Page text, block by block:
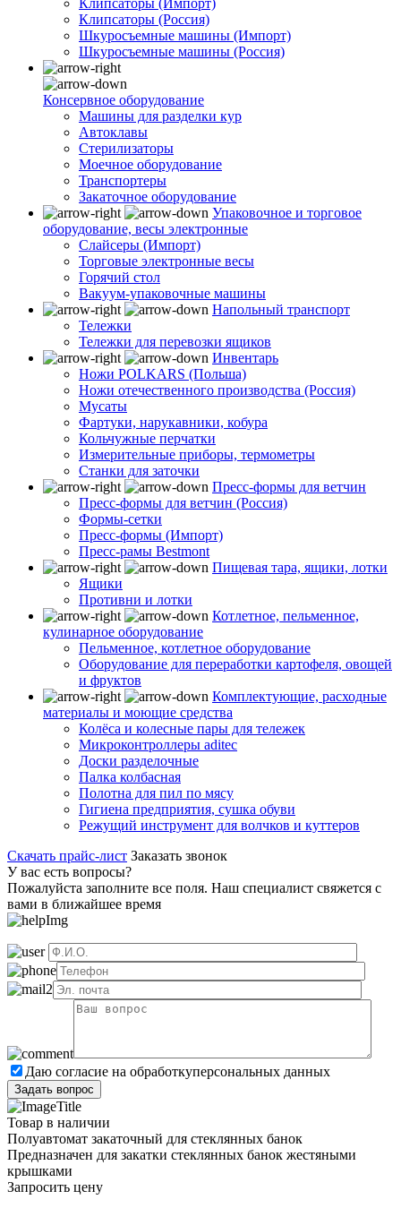
Клипсаторы (Россия)
Шкуросъемные машины (Импорт)
Шкуросъемные машины (Россия)
Консервное оборудование
Машины для разделки кур
Автоклавы
Стерилизаторы
Моечное оборудование
Транспортеры
Закаточное оборудование
Упаковочное и торговое
оборудование, весы электронные
Слайсеры (Импорт)
Торговые электронные весы
Горячий стол
Вакуум-упаковочные машины
Напольный транспорт
Тележки
Тележки для перевозки ящиков
Инвентарь
Ножи POLKARS (Польша)
Ножи отечественного производства (Россия)
Мусаты
Фартуки, нарукавники, кобура
Кольчужные перчатки
Измерительные приборы, термометры
Станки для заточки
Пресс-формы для ветчин
Пресс-формы для ветчин (Россия)
Формы-сетки
Пресс-формы (Импорт)
Пресс-рамы Bestmont
Пищевая тара, ящики, лотки
Ящики
Противни и лотки
Котлетное, пельменное,
кулинарное оборудование
Пельменное, котлетное оборудование
Оборудование для переработки картофеля, овощей
и фруктов
Комплектующие, расходные
материалы и моющие средства
Колёса и колесные пары для тележек
Микроконтроллеры aditec
Доски разделочные
Палка колбасная
Полотна для пил по мясу
Гигиена предприятия, сушка обуви
Режущий инструмент для волчков и куттеров
Скачать прайс-лист Заказать звонок
У вас есть вопросы?
Пожалуйста заполните все поля. Наш специалист свяжется с
вами в ближайшее время
Даю согласие на обработкуперсональных данных
Товар в наличии
Полуавтомат закаточный для стеклянных банок
Предназначен для закатки стеклянных банок жестяными
крышками
Запросить цену